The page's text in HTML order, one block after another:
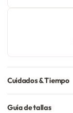
Cuidados & Tiempo
Guía de tallas